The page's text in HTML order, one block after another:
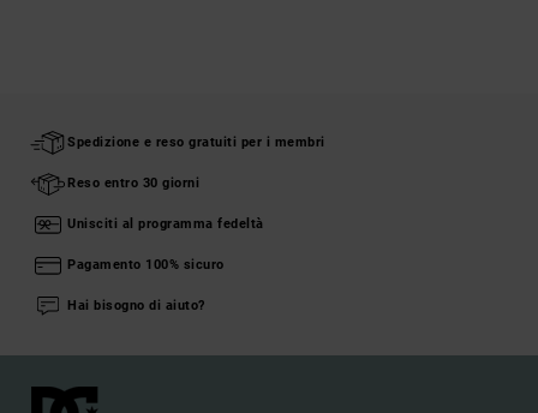
Spedizione e reso gratuiti per i membri
Reso entro 30 giorni
Unisciti al programma fedeltà
Pagamento 100% sicuro
Hai bisogno di aiuto?